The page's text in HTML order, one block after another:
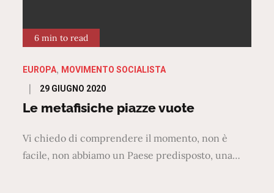
6 min to read
EUROPA MOVIMENTO SOCIALISTA
Posted
on
29 GIUGNO 2020
Le metafisiche piazze vuote
Vi chiedo di comprendere il momento, non è
facile, non abbiamo un Paese predisposto, una…